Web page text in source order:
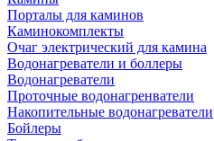
Порталы для каминов
Каминокомплекты
Очаг электрический для камина
Водонагреватели и боллеры
Водонагреватели
Проточные водонагренватели
Накопительные водонагреватели
Бойлеры